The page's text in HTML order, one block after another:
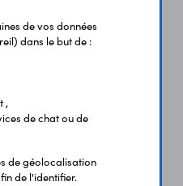
de vos données
dans le but de :
,
de chat ou de
de géolocalisation
de l'identifier.